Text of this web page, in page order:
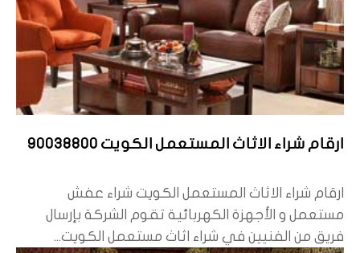
ارقام شراء الاثاث المستعمل الكويت 90038800
ارقام شراء الاثاث المستعمل الكويت شراء عفش
مستعمل و الأجهزة الكهربائية تقوم الشركة بإرسال
فريق من الفنيين في شراء اثاث مستعمل الكويت...